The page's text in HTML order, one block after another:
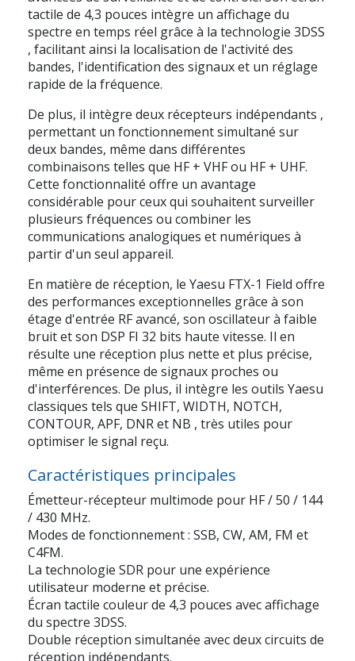
tactile de 4,3 pouces intègre un affichage du
spectre en temps réel grâce à la technologie 3DSS
, facilitant ainsi la localisation de l'activité des
bandes, l'identification des signaux et un réglage
rapide de la fréquence.
De plus, il intègre deux récepteurs indépendants ,
permettant un fonctionnement simultané sur
deux bandes, même dans différentes
combinaisons telles que HF + VHF ou HF + UHF.
Cette fonctionnalité offre un avantage
considérable pour ceux qui souhaitent surveiller
plusieurs fréquences ou combiner les
communications analogiques et numériques à
partir d'un seul appareil.
En matière de réception, le Yaesu FTX-1 Field offre
des performances exceptionnelles grâce à son
étage d'entrée RF avancé, son oscillateur à faible
bruit et son DSP FI 32 bits haute vitesse. Il en
résulte une réception plus nette et plus précise,
même en présence de signaux proches ou
d'interférences. De plus, il intègre les outils Yaesu
classiques tels que SHIFT, WIDTH, NOTCH,
CONTOUR, APF, DNR et NB , très utiles pour
optimiser le signal reçu.
Caractéristiques principales
Émetteur-récepteur multimode pour HF / 50 / 144
/ 430 MHz.
Modes de fonctionnement : SSB, CW, AM, FM et
C4FM.
La technologie SDR pour une expérience
utilisateur moderne et précise.
Écran tactile couleur de 4,3 pouces avec affichage
du spectre 3DSS.
Double réception simultanée avec deux circuits de
réception indépendants.